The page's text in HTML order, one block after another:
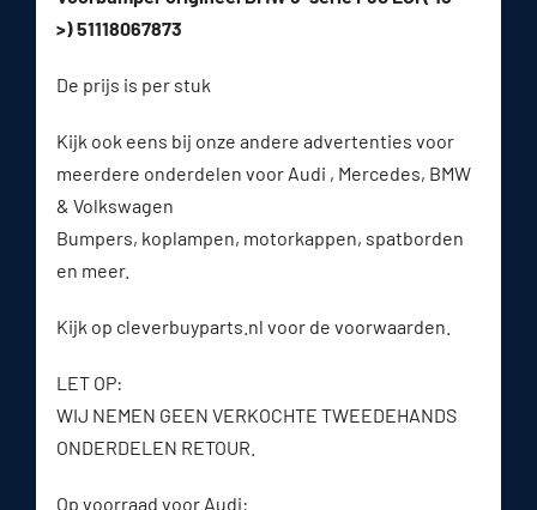
>) 51118067873
De prijs is per stuk
Kijk ook eens bij onze andere advertenties voor
meerdere onderdelen voor Audi , Mercedes, BMW
& Volkswagen
Bumpers, koplampen, motorkappen, spatborden
en meer.
Kijk op cleverbuyparts.nl voor de voorwaarden.
LET OP:
WIJ NEMEN GEEN VERKOCHTE TWEEDEHANDS
ONDERDELEN RETOUR.
Op voorraad voor Audi: